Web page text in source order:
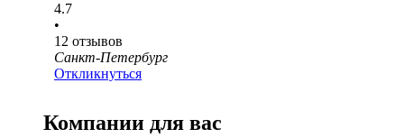
4.7
•
12 отзывов
Санкт-Петербург
Откликнуться
Компании для вас